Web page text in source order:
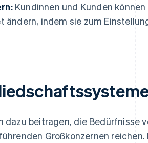
Kundinnen und Kunden
indem sie zum
beitragen, die Bedürfnisse
Großkonzernen